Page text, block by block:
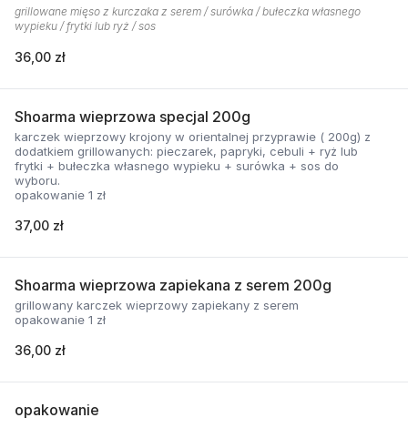
grillowane mięso z kurczaka z serem / surówka / bułeczka własnego
wypieku / frytki lub ryż / sos
36,00 zł
Shoarma wieprzowa specjal 200g
karczek wieprzowy krojony w orientalnej przyprawie ( 200g) z
dodatkiem grillowanych: pieczarek, papryki, cebuli + ryż lub
frytki + bułeczka własnego wypieku + surówka + sos do
wyboru.
opakowanie 1 zł
37,00 zł
Shoarma wieprzowa zapiekana z serem 200g
grillowany karczek wieprzowy zapiekany z serem
opakowanie 1 zł
36,00 zł
opakowanie